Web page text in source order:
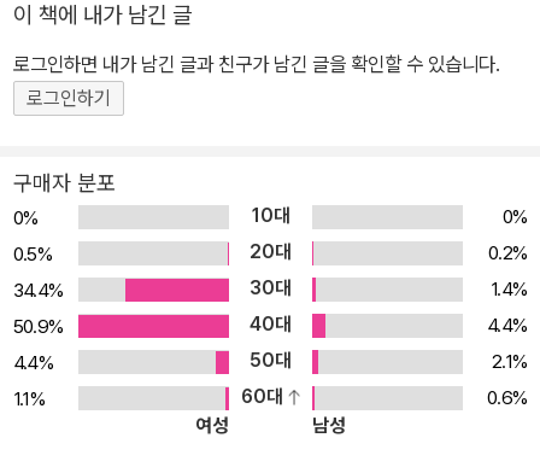
이 책에 내가 남긴 글
로그인하면 내가 남긴 글과 친구가 남긴 글을 확인할 수 있습니다.
로그인하기
구매자 분포
0% 10대
0%
0.5%
20대
0.2%
34.4%
30대
1.4%
50.9%
40대
4.4%
4.4%
50대
2.1%
1.1%
60대
0.6%
여성
남성